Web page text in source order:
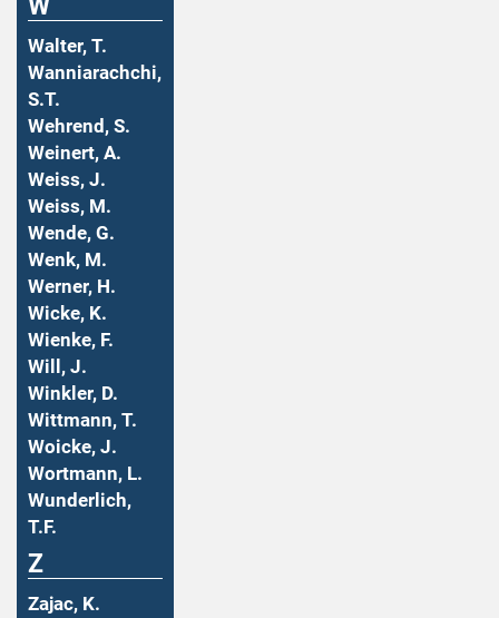
W
Walter, T.
Wanniarachchi,
S.T.
Wehrend, S.
Weinert, A.
Weiss, J.
Weiss, M.
Wende, G.
Wenk, M.
Werner, H.
Wicke, K.
Wienke, F.
Will, J.
Winkler, D.
Wittmann, T.
Woicke, J.
Wortmann, L.
Wunderlich,
T.F.
Z
Zajac, K.